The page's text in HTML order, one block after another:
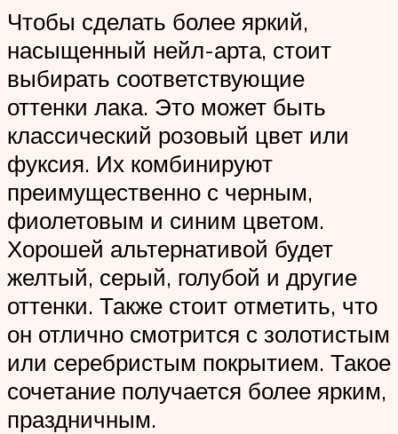
Чтобы сделать более яркий,
насыщенный нейл-арта, стоит
выбирать соответствующие
оттенки лака. Это может быть
классический розовый цвет или
фуксия. Их комбинируют
преимущественно с черным,
фиолетовым и синим цветом.
Хорошей альтернативой будет
желтый, серый, голубой и другие
оттенки. Также стоит отметить, что
он отлично смотрится с золотистым
или серебристым покрытием. Такое
сочетание получается более ярким,
праздничным.